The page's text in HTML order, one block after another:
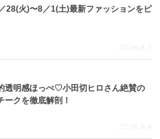
28(火)〜8／1(土)最新ファッションをピ
2026.8.5
透明感ほっぺ♡小田切ヒロさん絶賛の
ークを徹底解剖！
2026.8.4